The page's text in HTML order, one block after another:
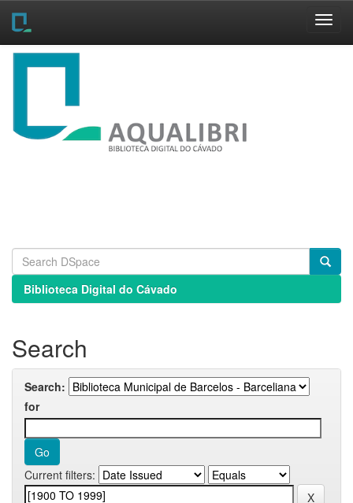
Skip
Biblioteca Digital do Cávado
Search
Search:
for
Current filters: